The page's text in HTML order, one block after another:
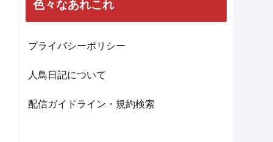
色々なあれこれ
プライバシーポリシー
人鳥日記について
配信ガイドライン・規約検索